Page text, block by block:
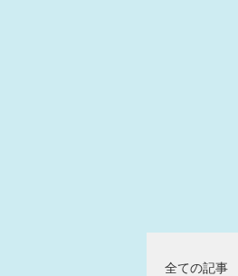
全ての記事